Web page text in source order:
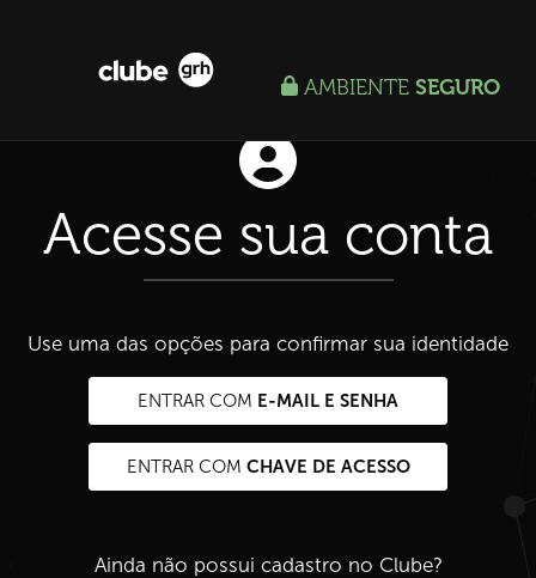
AMBIENTE SEGURO
Acesse sua conta
Use uma das opções para confirmar sua identidade
ENTRAR COM E-MAIL E SENHA
ENTRAR COM CHAVE DE ACESSO
Ainda não possui cadastro no Clube?